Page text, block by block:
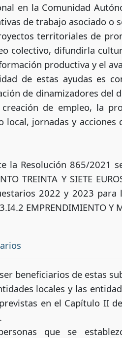
en la Comunidad
de trabajo asociado o
territoriales de
colectivo, difundirla
productiva y el
de estas ayudas es
de dinamizadores del
de empleo, la
local, jornadas y
la Resolución 865/2021
TREINTA Y SIETE
2022 y 2023 para
EMPRENDIMIENTO
beneficiarios de estas
locales y las
en el Capítulo II
que se